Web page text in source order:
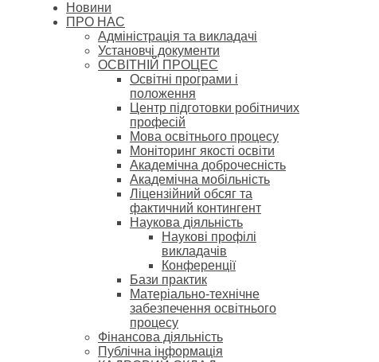
Новини
ПРО НАС
Адміністрація та викладачі
Установчі документи
ОСВІТНІЙ ПРОЦЕС
Освітні програми і
положення
Центр підготовки робітничих
професій
Мова освітнього процесу
Моніторинг якості освіти
Академічна доброчесність
Академічна мобільність
Ліцензійний обсяг та
фактичний контингент
Наукова діяльність
Наукові профілі
викладачів
Конференції
Бази практик
Матеріально-технічне
забезпечення освітнього
процесу
Фінансова діяльність
Публічна інформація